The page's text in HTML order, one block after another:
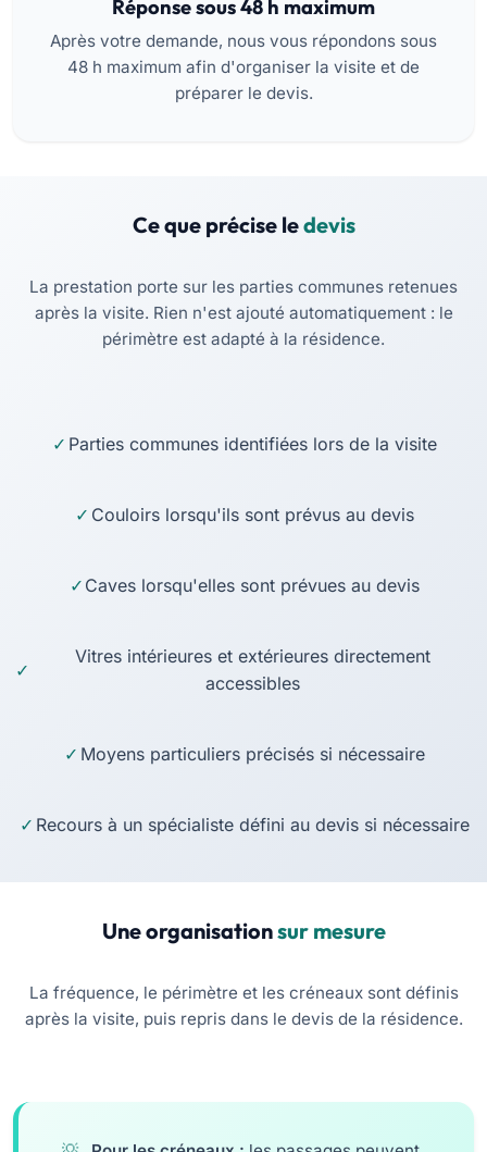
Réponse sous 48 h maximum
Après votre demande, nous vous répondons sous
48 h maximum afin d'organiser la visite et de
préparer le devis.
Ce que précise ledevis
La prestation porte sur les parties communes retenues
après la visite. Rien n'est ajouté automatiquement : le
périmètre est adapté à la résidence.
Parties communes identifiées lors de la visite
Couloirs lorsqu'ils sont prévus au devis
Caves lorsqu'elles sont prévues au devis
Vitres intérieures et extérieures directement
accessibles
Moyens particuliers précisés si nécessaire
Recours à un spécialiste défini au devis si nécessaire
Une organisationsur mesure
La fréquence, le périmètre et les créneaux sont définis
après la visite, puis repris dans le devis de la résidence.